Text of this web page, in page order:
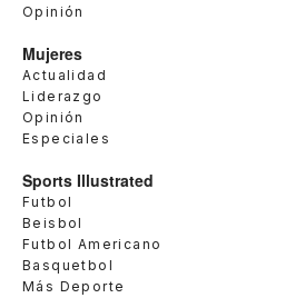
Opinión
Mujeres
Actualidad
Liderazgo
Opinión
Especiales
Sports Illustrated
Futbol
Beisbol
Futbol Americano
Basquetbol
Más Deporte